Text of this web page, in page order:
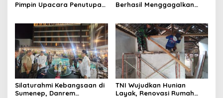
Pimpin Upacara Penutupan
Pusdikarhanud
Berhasil Menggagalkan
Silaturahmi Kebangsaan di
Sumenep, Danrem
TNI Wujudkan Hunian
Layak, Renovasi Rumah